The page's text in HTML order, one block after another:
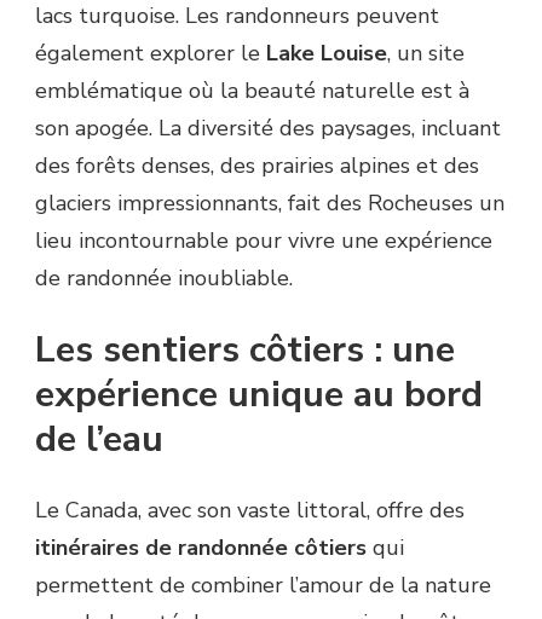
lacs turquoise. Les randonneurs peuvent
également explorer le Lake Louise, un site
emblématique où la beauté naturelle est à
son apogée. La diversité des paysages, incluant
des forêts denses, des prairies alpines et des
glaciers impressionnants, fait des Rocheuses un
lieu incontournable pour vivre une expérience
de randonnée inoubliable.
Les sentiers côtiers : une
expérience unique au bord
de l’eau
Le Canada, avec son vaste littoral, offre des
itinéraires de randonnée côtiers qui
permettent de combiner l’amour de la nature